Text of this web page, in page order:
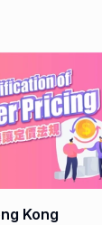
Kong